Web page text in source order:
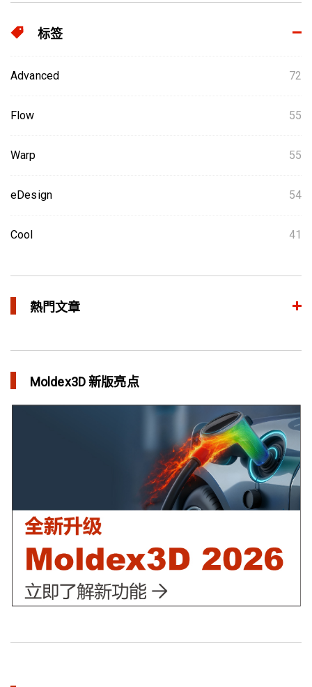
标签
Advanced 72
Flow 55
Warp 55
eDesign 54
Cool 41
熱門文章
Moldex3D 新版亮点